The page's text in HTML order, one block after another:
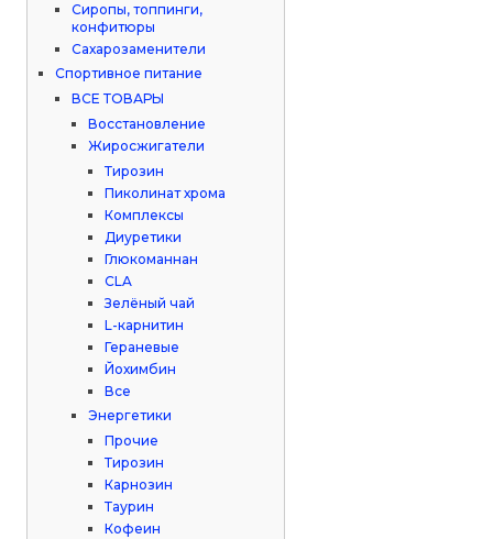
Сиропы, топпинги,
конфитюры
Сахарозаменители
Спортивное питание
ВСЕ ТОВАРЫ
Восстановление
Жиросжигатели
Тирозин
Пиколинат хрома
Комплексы
Диуретики
Глюкоманнан
CLA
Зелёный чай
L-карнитин
Гераневые
Йохимбин
Все
Энергетики
Прочие
Тирозин
Карнозин
Таурин
Кофеин